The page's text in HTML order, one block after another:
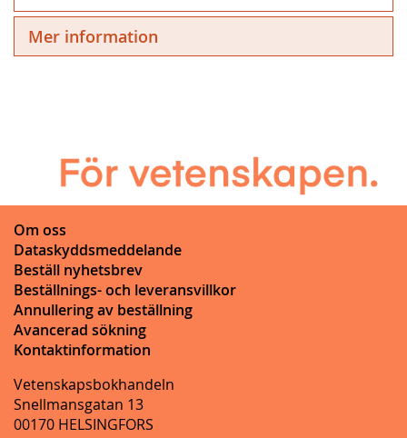
Mer information
Om oss
Dataskyddsmeddelande
Beställ nyhetsbrev
Beställnings- och leveransvillkor
Annullering av beställning
Avancerad sökning
Kontaktinformation
Vetenskapsbokhandeln
Snellmansgatan 13
00170 HELSINGFORS